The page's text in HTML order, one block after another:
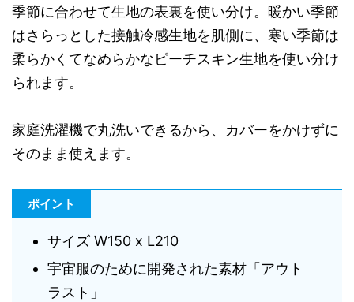
季節に合わせて生地の表裏を使い分け。暖かい季節
はさらっとした接触冷感生地を肌側に、寒い季節は
柔らかくてなめらかなピーチスキン生地を使い分け
られます。
家庭洗濯機で丸洗いできるから、カバーをかけずに
そのまま使えます。
ポイント
サイズ W150 x L210
宇宙服のために開発された素材「アウト
ラスト」